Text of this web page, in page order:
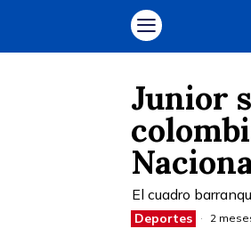
Junior
El cuadro
Deportes 2